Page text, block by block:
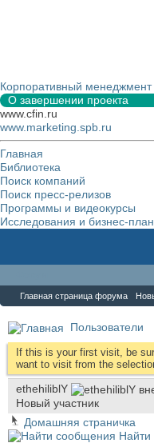
Корпоративный менеджмент
О завершении проекта
www.cfin.ru
www.marketing.spb.ru
Главная
Библиотека
Поиск компаний
Поиск пресс-релизов
Программы и видеокурсы
Исследования и бизнес-
Главная страница форума
Пользователи
If this is your first visit, be
want to visit from the
ethehiliblY
Новый участник
Домашняя страничка